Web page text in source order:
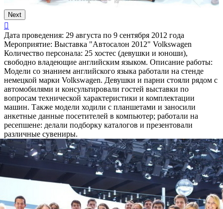
Next
Дата проведения: 29 августа по 9 сентября 2012 года
Мероприятие: Выставка "Автосалон 2012" Volkswagen
Количество персонала: 25 хостес (девушки и юноши),
свободно владеющие английским языком. Описание работы:
Модели со знанием английского языка работали на стенде
немецкой марки Volkswagen. Девушки и парни стояли рядом с
автомобилями и консультировали гостей выставки по
вопросам технической характеристики и комплектации
машин. Также модели ходили с планшетами и заносили
анкетные данные посетителей в компьютер; работали на
ресепшене: делали подборку каталогов и презентовали
различные сувениры.